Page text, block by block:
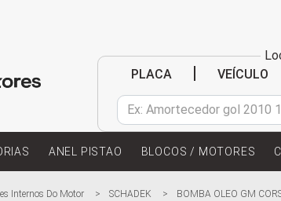
PLACA
VEÍCULO
ANEL PISTAO BLOCOS / MOTORES
Internos Do Motor SCHADEK BOMBA OLEO GM